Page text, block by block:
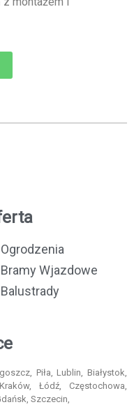
Ogrodzenia
Bramy Wjazdowe
Balustrady
Piła, Lublin, Białystok,
Łódź, Częstochowa,
Szczecin,